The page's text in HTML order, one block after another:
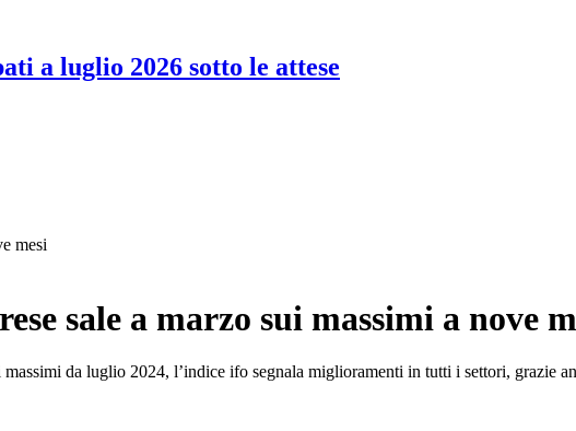
a luglio 2026 sotto le attese
mesi
sale a marzo sui massimi a nove
da luglio 2024, l’indice ifo segnala miglioramenti in tutti i settori, grazie